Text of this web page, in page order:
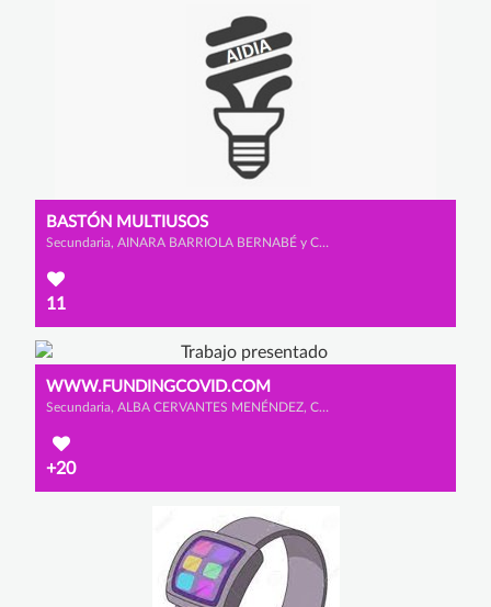
BASTÓN MULTIUSOS
Secundaria, AINARA BARRIOLA BERNABÉ y CLAUDIA LADRERO DE SANMILLÁN
11
WWW.FUNDINGCOVID.COM
Secundaria, ALBA CERVANTES MENÉNDEZ, CLAUDIA LÓPEZ GONZÁLEZ y YARA GONZÁLEZ DE ANDRES
+20